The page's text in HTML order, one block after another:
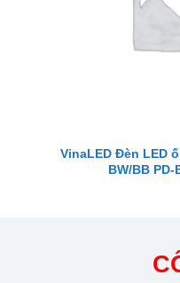
VinaLED Đèn LED
BW/BB PD-